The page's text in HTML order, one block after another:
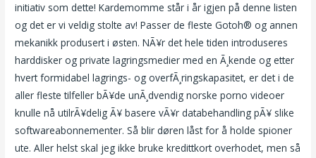
initiativ som dette! Kardemomme står i år igjen på denne listen
og det er vi veldig stolte av! Passer de fleste Gotoh® og annen
mekanikk produsert i østen. NÃ¥r det hele tiden introduseres
harddisker og private lagringsmedier med en Ã¸kende og etter
hvert formidabel lagrings- og overfÃ¸ringskapasitet, er det i de
aller fleste tilfeller bÃ¥de unÃ¸dvendig norske porno videoer
knulle nå utilrÃ¥delig Ã¥ basere vÃ¥r databehandling pÃ¥ slike
softwareabonnementer. Så blir døren låst for å holde spioner
ute. Aller helst skal jeg ikke bruke kredittkort overhodet, men så